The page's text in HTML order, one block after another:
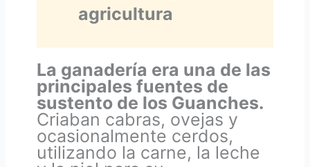
agricultura
La ganadería era una de las
principales fuentes de
sustento de los Guanches.
Criaban cabras, ovejas y
ocasionalmente cerdos,
utilizando la carne, la leche